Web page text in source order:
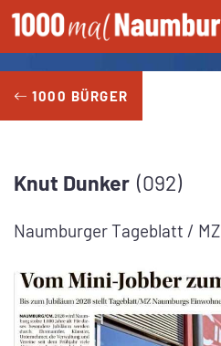
Zum
Inhalt
springen
1000 BÜRGER
Knut Dunker 092
Naumburger Tageblatt / MZ